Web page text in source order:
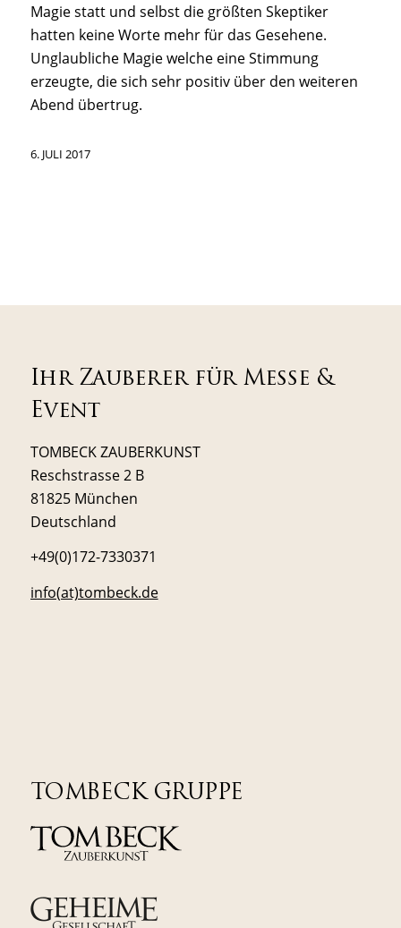
Magie statt und selbst die größten Skeptiker
hatten keine Worte mehr für das Gesehene.
Unglaubliche Magie welche eine Stimmung
erzeugte, die sich sehr positiv über den weiteren
Abend übertrug.
6. JULI 2017
Ihr Zauberer für Messe &
Event
TOMBECK ZAUBERKUNST
Reschstrasse 2 B
81825 München
Deutschland
+49(0)172-7330371
info(at)tombeck.de
TOMBECK GRUPPE